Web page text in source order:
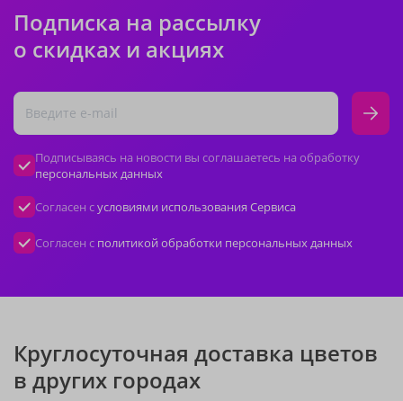
Подписка на рассылку
о скидках и акциях
Подписываясь на новости вы соглашаетесь на обработку
персональных данных
Согласен сусловиями использования Сервиса
Согласен с политикой обработки персональных данных
Круглосуточная доставка цветов
в других городах